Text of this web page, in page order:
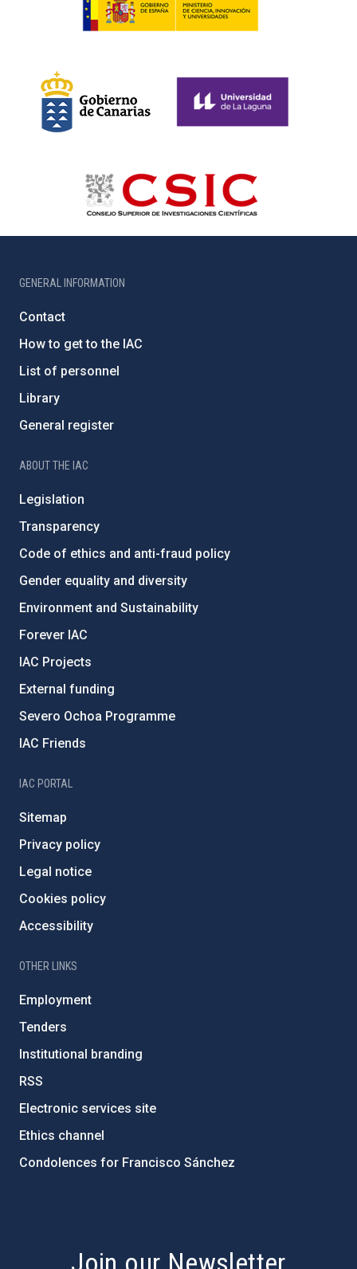
GENERAL INFORMATION
Contact
How to get to the IAC
List of personnel
Library
General register
ABOUT THE IAC
Legislation
Transparency
Code of ethics and anti-fraud policy
Gender equality and diversity
Environment and Sustainability
Forever IAC
IAC Projects
External funding
Severo Ochoa Programme
IAC Friends
IAC PORTAL
Sitemap
Privacy policy
Legal notice
Cookies policy
Accessibility
OTHER LINKS
Employment
Tenders
Institutional branding
RSS
Electronic services site
Ethics channel
Condolences for Francisco Sánchez
Join our Newsletter